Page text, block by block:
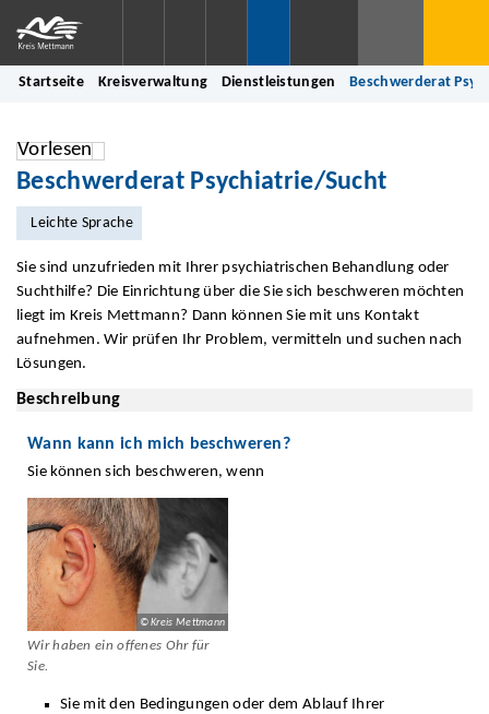
Startseite Kreisverwaltung Dienstleistungen Beschwerderat
Vorlesen
Beschwerderat Psychiatrie/Sucht
Leichte Sprache
Sie sind unzufrieden mit Ihrer psychiatrischen Behandlung oder
Suchthilfe? Die Einrichtung über die Sie sich beschweren möchten
liegt im Kreis Mettmann? Dann können Sie mit uns Kontakt
aufnehmen. Wir prüfen Ihr Problem, vermitteln und suchen nach
Lösungen.
Beschreibung
Wann kann ich mich beschweren?
Sie können sich beschweren, wenn
© Kreis Mettmann
Wir haben ein offenes Ohr für
Sie.
Sie mit den Bedingungen oder dem Ablauf Ihrer